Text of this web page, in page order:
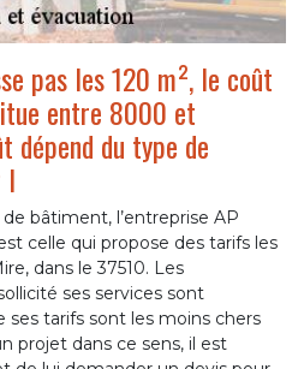
pas les 120 m², le coût
entre 8000 et
dépend du type de
l
bâtiment, l’entreprise AP
celle qui propose des tarifs les
dans le 37510. Les
ses services sont
tarifs sont les moins chers
projet dans ce sens, il est